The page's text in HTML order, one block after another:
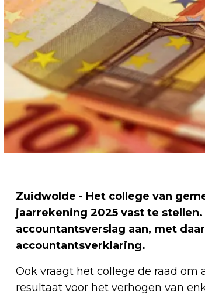
Zuidwolde - Het college van
jaarrekening 2025 vast te
accountantsverslag aan, met
accountantsverklaring.
Ook vraagt het college de raad
resultaat voor het verhogen van